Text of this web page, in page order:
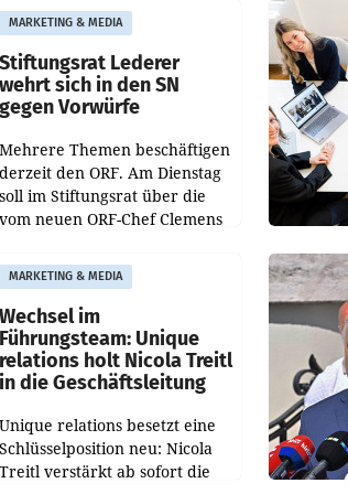
freigegeben: Die
Bundeswettbewerbsbehörde
und der Bundeskartellanwalt
MARKETING & MEDIA
Stiftungsrat Lederer
wehrt sich in den SN
gegen Vorwürfe
Mehrere Themen beschäftigen
derzeit den ORF. Am Dienstag
soll im Stiftungsrat über die
vom neuen ORF-Chef Clemens
Besetzungen für die
Direktionen abgestimmt
werden.
MARKETING & MEDIA
Wechsel im
Führungsteam: Unique
relations holt Nicola Treitl
in die Geschäftsleitung
Unique relations besetzt eine
Schlüsselposition neu: Nicola
Treitl verstärkt ab sofort die